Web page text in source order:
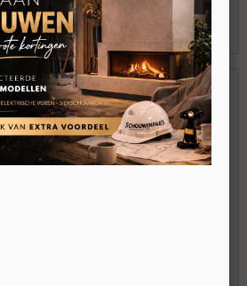
BEKIJKEN